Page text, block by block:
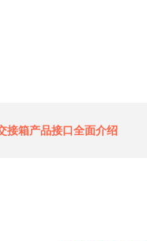
接箱产品接口全面介绍